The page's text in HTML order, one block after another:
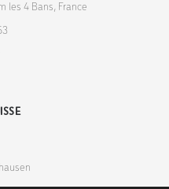
les 4 Bans, France